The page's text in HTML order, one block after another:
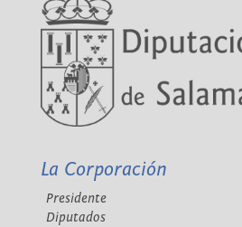
La Corporación
Presidente
Diputados